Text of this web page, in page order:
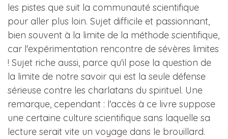
les pistes que suit la communauté scientifique
pour aller plus loin. Sujet difficile et passionnant,
bien souvent à la limite de la méthode scientifique,
car l'expérimentation rencontre de sévères limites
! Sujet riche aussi, parce qu'il pose la question de
la limite de notre savoir qui est la seule défense
sérieuse contre les charlatans du spirituel. Une
remarque, cependant : l'accès à ce livre suppose
une certaine culture scientifique sans laquelle sa
lecture serait vite un voyage dans le brouillard.